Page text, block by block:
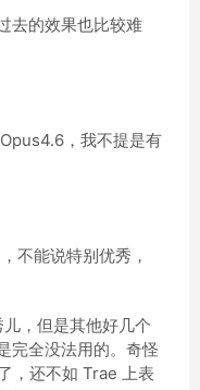
去的效果也比较难
，我不提是有
不能说特别优秀，
，但是其他好几个
完全没法用的。奇怪
，还不如 Trae 上表